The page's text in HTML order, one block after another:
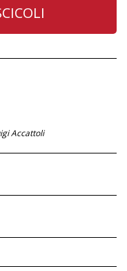
Accattoli